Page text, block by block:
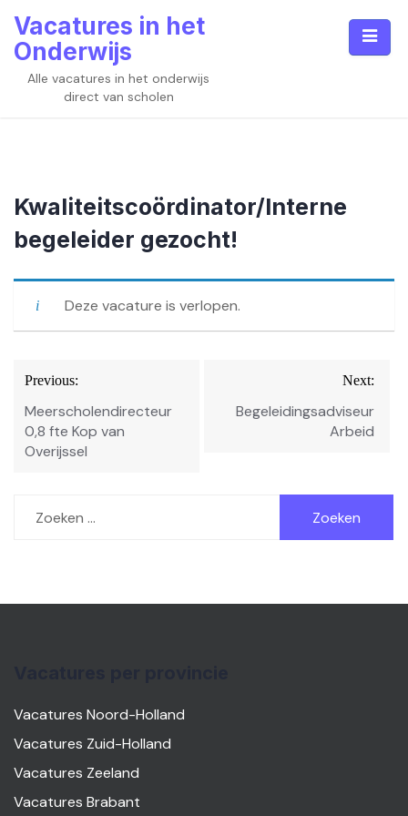
content
Vacatures in het
Onderwijs
Alle vacatures in het onderwijs
direct van scholen
Kwaliteitscoördinator/Interne
begeleider gezocht!
Deze vacature is verlopen.
Bericht
navigatie
Previous:
Meerscholendirecteur
0,8 fte Kop van
Overijssel
Next:
Begeleidingsadviseur
Arbeid
naar:
Vacatures Noord-Holland
Vacatures Zuid-Holland
Vacatures Zeeland
Vacatures Brabant